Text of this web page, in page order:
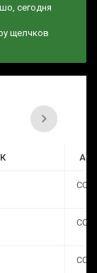
сегодня
щелчков